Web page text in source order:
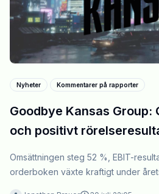
Nyheter Kommentarer på rapporter
Goodbye Kansas Group:
och positivt
Omsättningen steg 52 %, EBIT-
orderboken växte kraftigt under